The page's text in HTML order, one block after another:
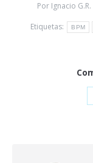
Por Ignacio
Etiquetas:
BPM